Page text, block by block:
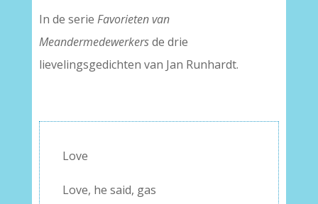
In de serie Favorieten van
Meandermedewerkersde drie
lievelingsgedichten van Jan Runhardt.
Love
Love, he said, gas